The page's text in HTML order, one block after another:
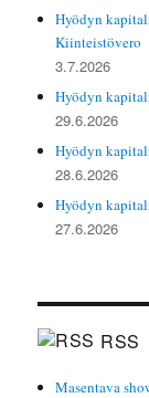
Hyödyn
Kiinteistövero
3.7.2026
Hyödyn
29.6.2026
Hyödyn
28.6.2026
Hyödyn
27.6.2026
RSS
Masentava